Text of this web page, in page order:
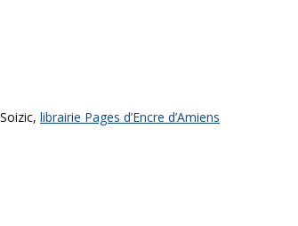
Soizic, librairie Pages d’Encre d’Amiens